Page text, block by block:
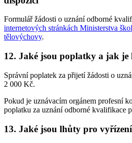
Formulář žádosti o uznání odborné
internetových stránkách Ministerstva
tělovýchovy.
12. Jaké jsou poplatky a jak je
Správní poplatek za přijetí žádosti o
2 000 Kč.
Pokud je uznávacím orgánem profesní
poplatku za uznání odborné kvalifikace
13. Jaké jsou lhůty pro vyřízení